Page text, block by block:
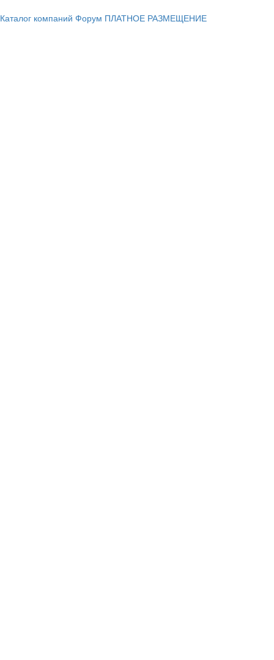
Каталог компаний Форум ПЛАТНОЕ РАЗМЕЩЕНИЕ